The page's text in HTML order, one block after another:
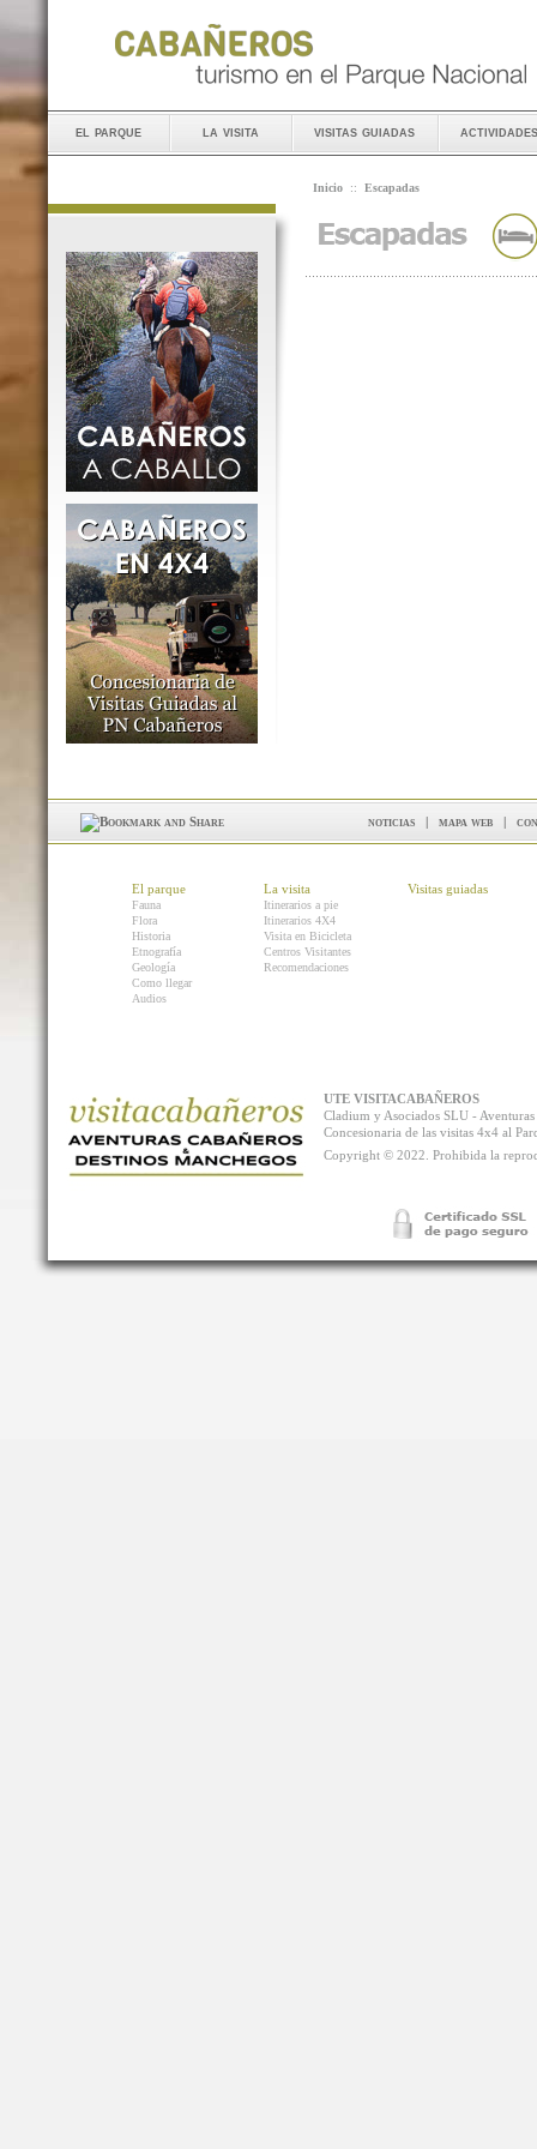
el parque la visita visitas guiadas actividades
Inicio :: Escapadas
noticias | mapa web |
El parque
Fauna
Flora
Historia
Etnografía
Geología
Como llegar
Audios
La visita
Itinerarios a pie
Itinerarios 4X4
Visita en Bicicleta
Centros Visitantes
Recomendaciones
Visitas guiadas
UTE VISITACABAÑEROS
Cladium y Asociados SLU -
Concesionaria de las visitas 4x4 al
Copyright © 2022. Prohibida la